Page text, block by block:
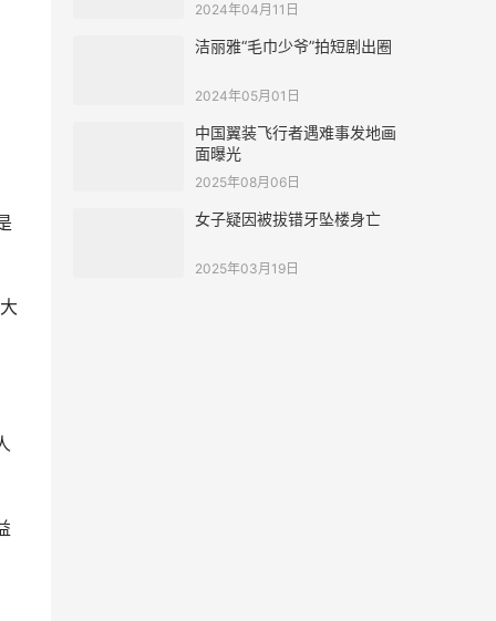
2024年04月11日
洁丽雅“毛巾少爷”拍短剧出圈
2024年05月01日
中国翼装飞行者遇难事发地画
面曝光
2025年08月06日
女子疑因被拔错牙坠楼身亡
2025年03月19日